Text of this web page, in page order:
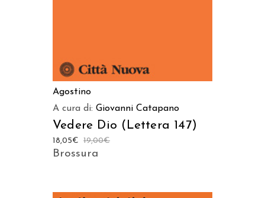
Agostino
A cura di: Giovanni Catapano
Vedere Dio (Lettera 147)
19,00€
18,05€
Brossura